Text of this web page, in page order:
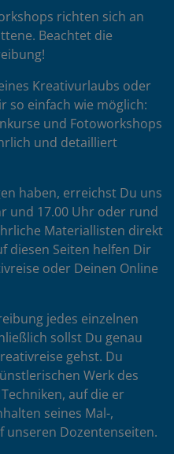
richten sich an
Beachtet die
Kreativurlaubs oder
so einfach wie möglich:
und Fotoworkshops
und detailliert
haben, erreichst Du uns
und 17.00 Uhr oder rund
Materiallisten direkt
diesen Seiten helfen Dir
oder Deinen Online
jedes einzelnen
sollst Du genau
gehst. Du
Werk des
auf die er
seines Mal-,
unseren Dozentenseiten.